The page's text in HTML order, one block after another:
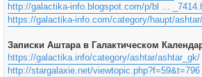
http://galactika-info.blogspot.com/p/bl ...
https://galactika-info.com/category/haupt/ashtar/
Записки Аштара в Галактическом
https://galactika.info/category/ashtar/ashtar_gk/
http://stargalaxie.net/viewtopic.php?f=59&t=796